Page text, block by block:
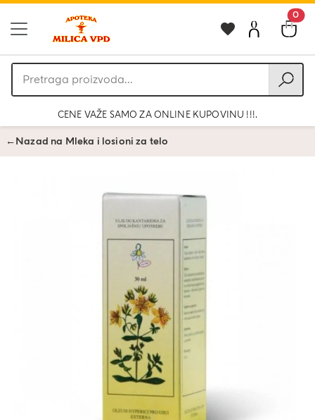
0
Pretraga
proizvoda
CENE VAŽE SAMO ZA ONLINE KUPOVINU !!!.
←Nazad na Mleka i losioni za telo